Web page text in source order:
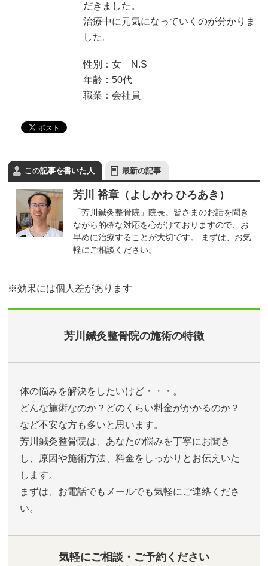
だきました。
治療中に元気になっていくのが分かりま
した。
性別：女 N.S
年齢：50代
職業：会社員
この記事を書いた人 最新の記事
芳川 裕章（よしかわ ひろあき）
「芳川鍼灸整骨院」院長。皆さまのお話を聞き
ながら的確な対応を心がけておりますので、お
早めに治療することが大切です。 まずは、お気
軽にご相談ください。
※効果には個人差があります
芳川鍼灸整骨院の施術の特徴
体の悩みを解決をしたいけど・・・。
どんな施術なのか？どのくらい料金がかかるのか？
など不安な方も多いと思います。
芳川鍼灸整骨院は、あなたの悩みを丁寧にお聞き
し、原因や施術方法、料金をしっかりとお伝えいた
します。
まずは、お電話でもメールでも気軽にご連絡くださ
い。
気軽にご相談・ご予約ください